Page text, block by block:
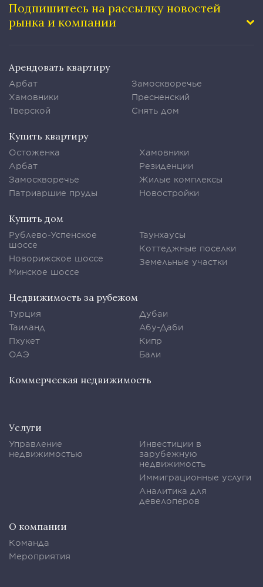
Подпишитесь на рассылку новостей
рынка и компании
Арендовать квартиру
Арбат
Хамовники
Тверской
Замоскворечье
Пресненский
Снять дом
Купить квартиру
Остоженка
Арбат
Замоскворечье
Патриаршие пруды
Хамовники
Резиденции
Жилые комплексы
Новостройки
Купить дом
Рублево-Успенское
шоссе
Новорижское шоссе
Минское шоссе
Таунхаусы
Коттеджные поселки
Земельные участки
Недвижимость за рубежом
Турция
Таиланд
Пхукет
ОАЭ
Дубаи
Абу-Даби
Кипр
Бали
Коммерческая недвижимость
Услуги
Управление
недвижимостью
Инвестиции в
зарубежную
недвижимость
Иммиграционные услуги
Аналитика для
девелоперов
О компании
Команда
Мероприятия